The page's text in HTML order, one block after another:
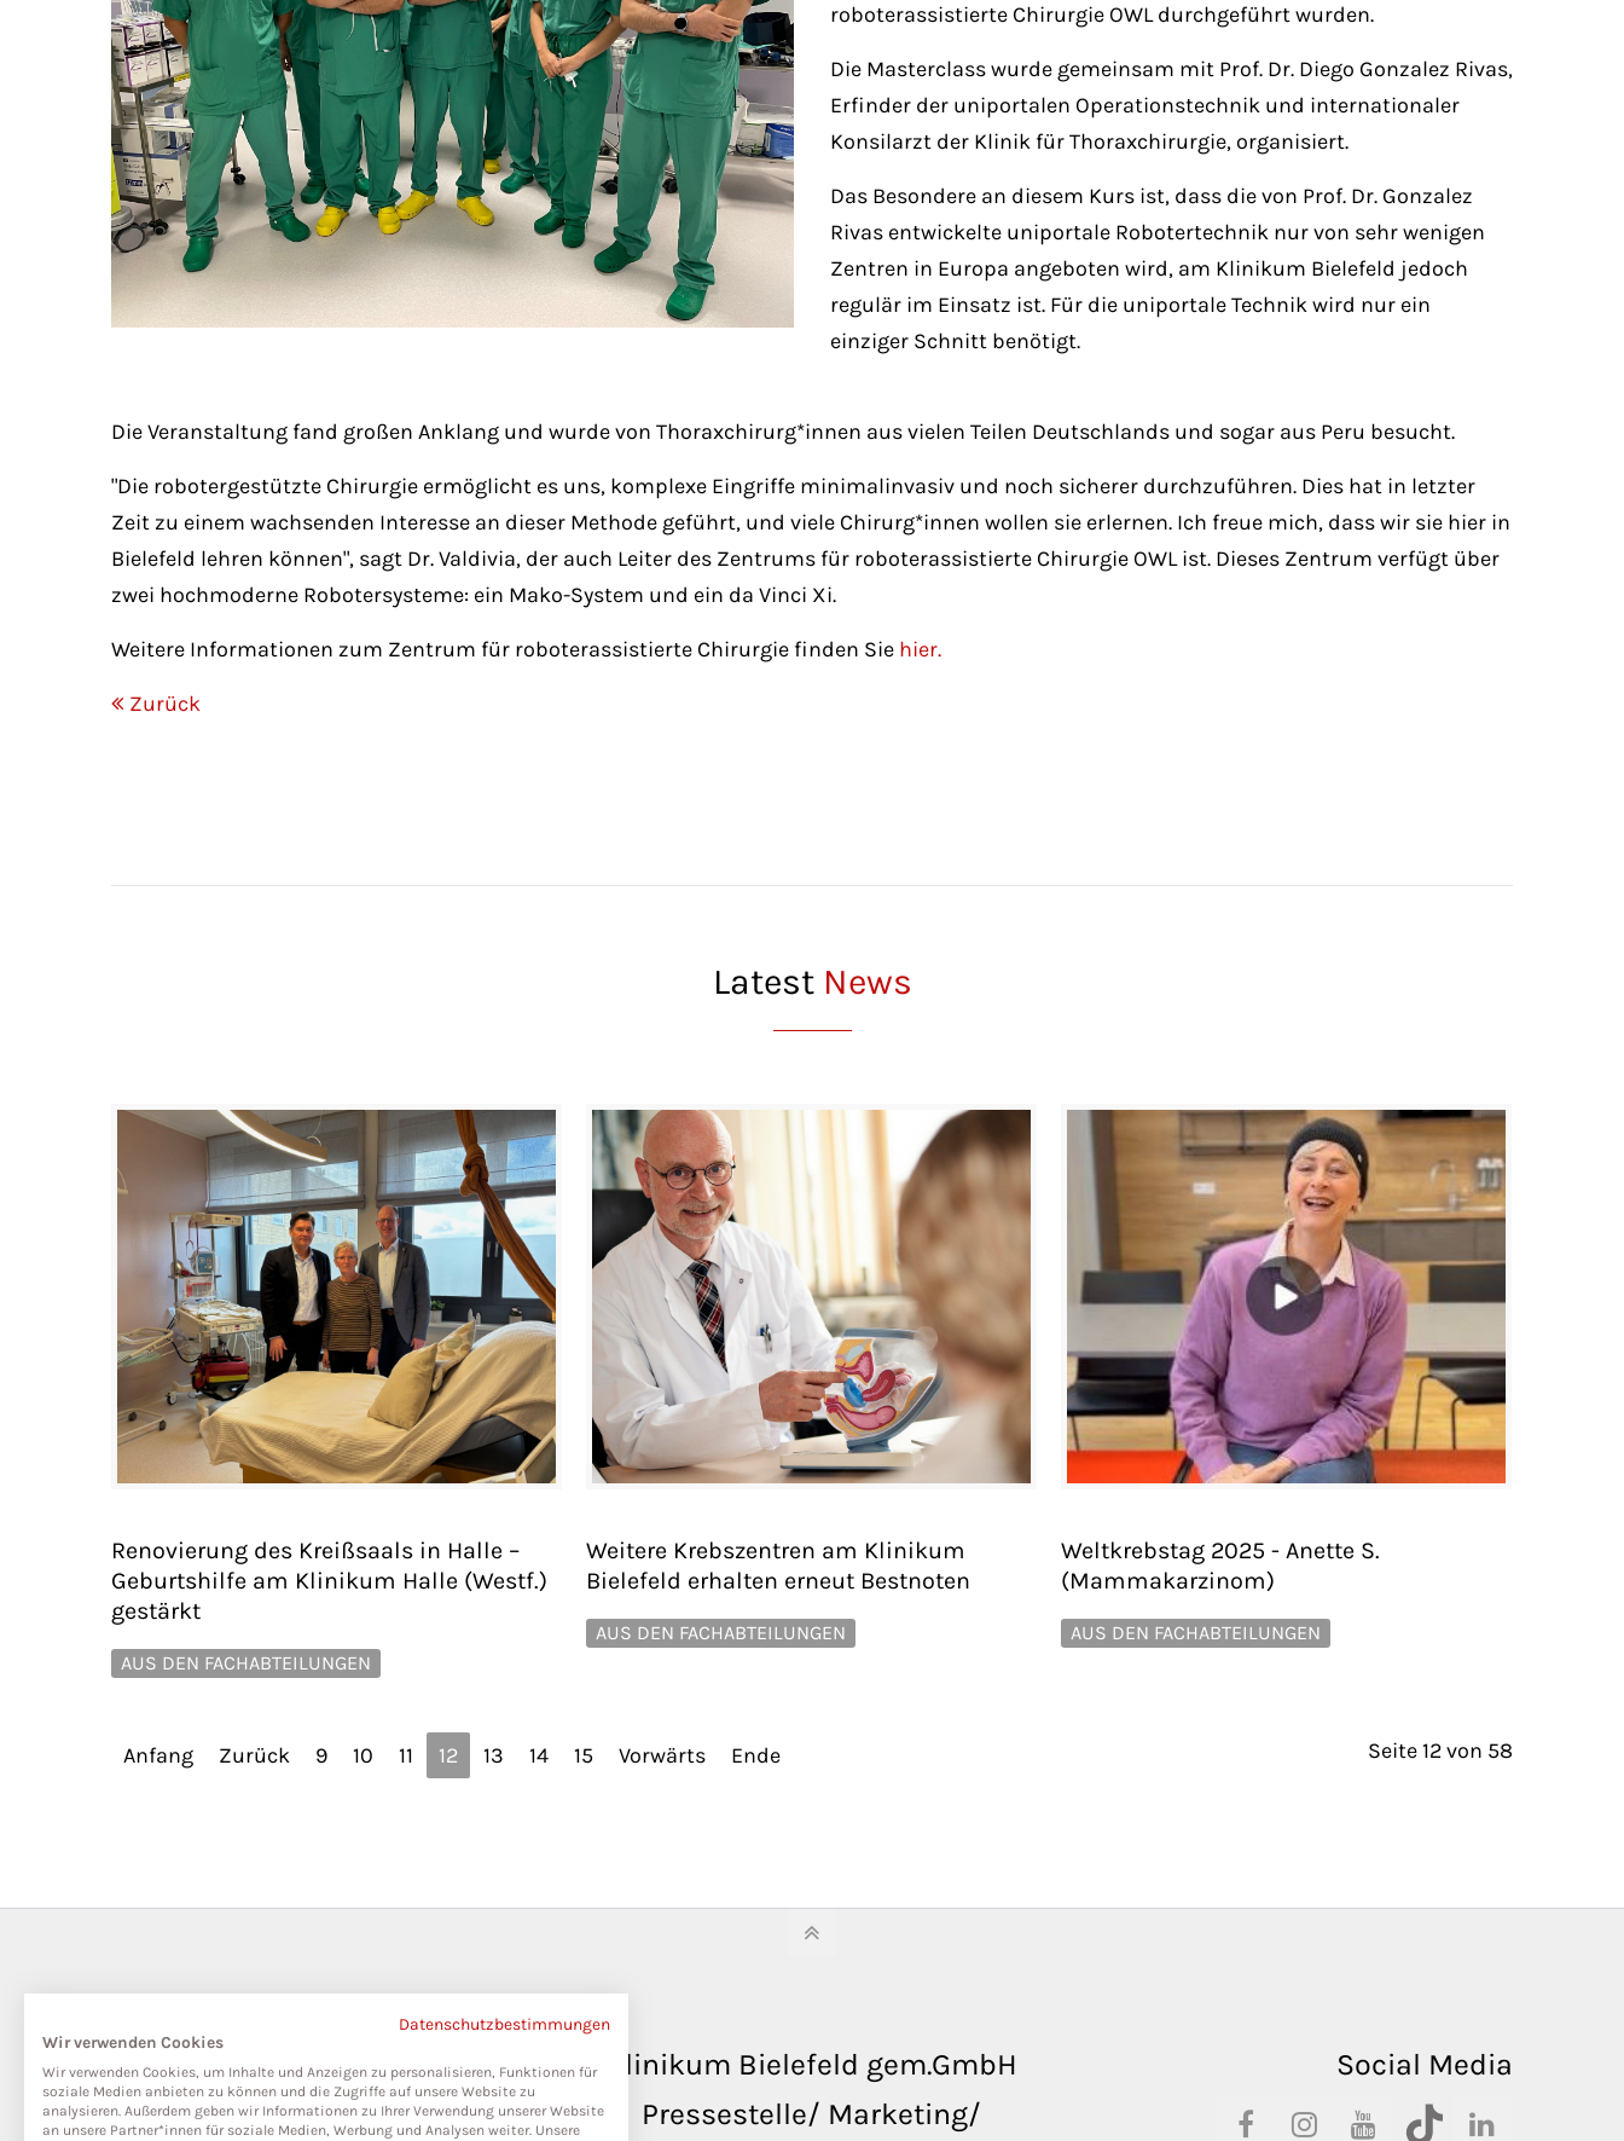
roboterassistierte Chirurgie OWL durchgeführt wurden.
Die Masterclass wurde gemeinsam mit Prof. Dr. Diego Gonzalez Rivas,
Erfinder der uniportalen Operationstechnik und internationaler
Konsilarzt der Klinik für Thoraxchirurgie, organisiert.
Das Besondere an diesem Kurs ist, dass die von Prof. Dr. Gonzalez
Rivas entwickelte uniportale Robotertechnik nur von sehr wenigen
Zentren in Europa angeboten wird, am Klinikum Bielefeld jedoch
regulär im Einsatz ist. Für die uniportale Technik wird nur ein
einziger Schnitt benötigt.
Die Veranstaltung fand großen Anklang und wurde von Thoraxchirurg*innen aus vielen Teilen Deutschlands und sogar aus Peru besucht.
"Die robotergestützte Chirurgie ermöglicht es uns, komplexe Eingriffe minimalinvasiv und noch sicherer durchzuführen. Dies hat in letzter
Zeit zu einem wachsenden Interesse an dieser Methode geführt, und viele Chirurg*innen wollen sie erlernen. Ich freue mich, dass wir sie hier in
Bielefeld lehren können", sagt Dr. Valdivia, der auch Leiter des Zentrums für roboterassistierte Chirurgie OWL ist. Dieses Zentrum verfügt über
zwei hochmoderne Robotersysteme: ein Mako-System und ein da Vinci Xi.
Weitere Informationen zum Zentrum für roboterassistierte Chirurgie finden Sie hier.
Zurück
Latest News
Renovierung des Kreißsaals in Halle –
Geburtshilfe am Klinikum Halle (Westf.)
gestärkt
AUS DEN FACHABTEILUNGEN
Weitere Krebszentren am Klinikum
Bielefeld erhalten erneut Bestnoten
AUS DEN FACHABTEILUNGEN
Weltkrebstag 2025 - Anette S.
(Mammakarzinom)
AUS DEN FACHABTEILUNGEN
Seite 12 von 58
Anfang Zurück 9 10 11 12 13 14 15 Vorwärts Ende
Klinikum Bielefeld gem.GmbH
Pressestelle/ Marketing/
Social Media
Datenschutzbestimmungen
Wir verwenden Cookies
Wir verwenden Cookies, um Inhalte und Anzeigen zu personalisieren, Funktionen für
soziale Medien anbieten zu können und die Zugriffe auf unsere Website zu
analysieren. Außerdem geben wir Informationen zu Ihrer Verwendung unserer Website
an unsere Partner*innen für soziale Medien, Werbung und Analysen weiter. Unsere